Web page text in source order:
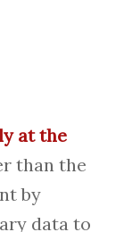
at the
than the
by
data to